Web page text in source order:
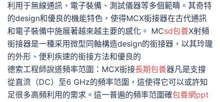
利用于無線通訊、電子裝備、測試儀器等多個範疇。其奇特
的design和優良的機能特色，使得MCX銜接器在古代通訊
和電子裝備中施展著越來越主要的感化。 MCsd包養X射頻
銜接器是一種采用微型同軸構造design的銜接器，以其玲瓏
的外形、便利疾速的銜接方法和優良的
德索工程師說道頻率范圍：MCX銜接長期包養器凡是支撐
從直流（DC）至6 GHz的頻率范圍，這使得它可以或許知
足很多高頻利用的需求。這一普遍的頻率范圍確包養網ppt